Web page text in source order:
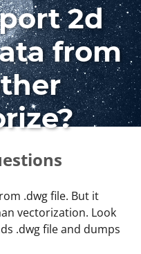
2d
from
.dwg file. But it
vectorization. Look
.dwg file and dumps